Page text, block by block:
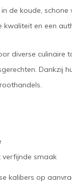
de koude,
en een
diverse culinaire
verfijnde smaak
kalibers op